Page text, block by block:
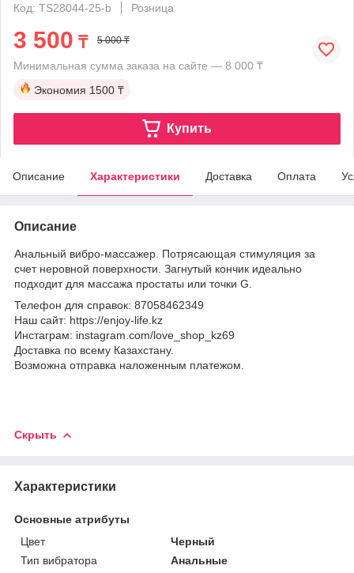
Код: TS28044-25-b
Розница
3 500 ₸ 5 000 ₸
Минимальная сумма заказа на сайте — 8 000 ₸
Экономия 1500 ₸
Купить
Описание Характеристики Доставка Оплата
Описание
Анальный вибро-массажер. Потрясающая стимуляция за
счет неровной поверхности. Загнутый кончик идеально
подходит для массажа простаты или точки G.
Телефон для справок: 87058462349
Наш сайт: https://enjoy-life.kz
Инстаграм: instagram.com/love_shop_kz69
Доставка по всему Казахстану.
Возможна отправка наложенным платежом.
Скрыть
Характеристики
Основные атрибуты
Цвет
Черный
Тип вибратора
Анальные